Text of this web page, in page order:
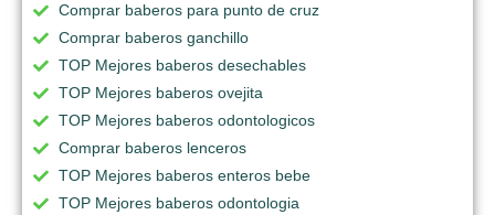
Comprar baberos para punto de cruz
Comprar baberos ganchillo
TOP Mejores baberos desechables
TOP Mejores baberos ovejita
TOP Mejores baberos odontologicos
Comprar baberos lenceros
TOP Mejores baberos enteros bebe
TOP Mejores baberos odontologia